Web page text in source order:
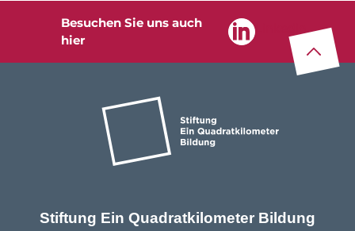
Besuchen Sie uns auch
hier
Linkedin
Z
u
m
Seite
na
nfa
n
Stiftung Ein Quadratkilometer Bildung